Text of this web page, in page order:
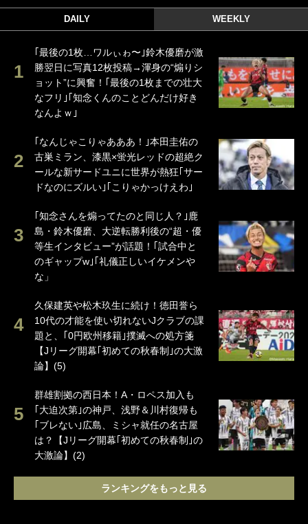
DAILY WEEKLY
｢最後の1枚…ワルぃゎ〜｣鈴木優磨が激
勝翌日に写真12枚投稿→渾身の“煽りシ
ョット”に興奮！｢最後の1枚までの壮大
なフリ｣｢知念くんのことどんだけ好き
なんよｗ｣
｢なんじゃこりゃあああ！｣本田圭佑の
古巣ミラン、漆黒×蛍光レッドの超絶ク
ールな新サードユニに世界が熱狂｢サー
ドなのにズルい｣｢こりゃかっけえわ｣
｢知念さんを煽ってたのと同じ人？｣鹿
島・鈴木優磨、大逆転勝利後の“超・優
等生インタビュー”が話題！｢試合中と
のギャップw｣｢礼儀正しいイケメンや
な」
久保建英や松木玖生に続け！徳田誉ら
10代の才能を使い切れないJクラブの課
題と、｢0円欧州移籍｣撲滅への処方箋
【Jリーグ開幕｢初めての秋春制｣の大激
論】(5)
群雄割拠の西日本！A・ロペス加入も
｢大迫次第｣の神戸、浅野＆川村復帰も
｢ブレない｣広島、ミシャ就任の名古屋
は？【Jリーグ開幕｢初めての秋春制｣の
大激論】(2)
ランキングをもっと見る